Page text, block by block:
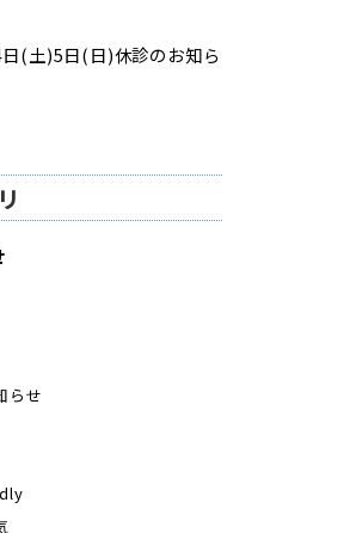
(土)5日(日)休診のお知ら
らせ